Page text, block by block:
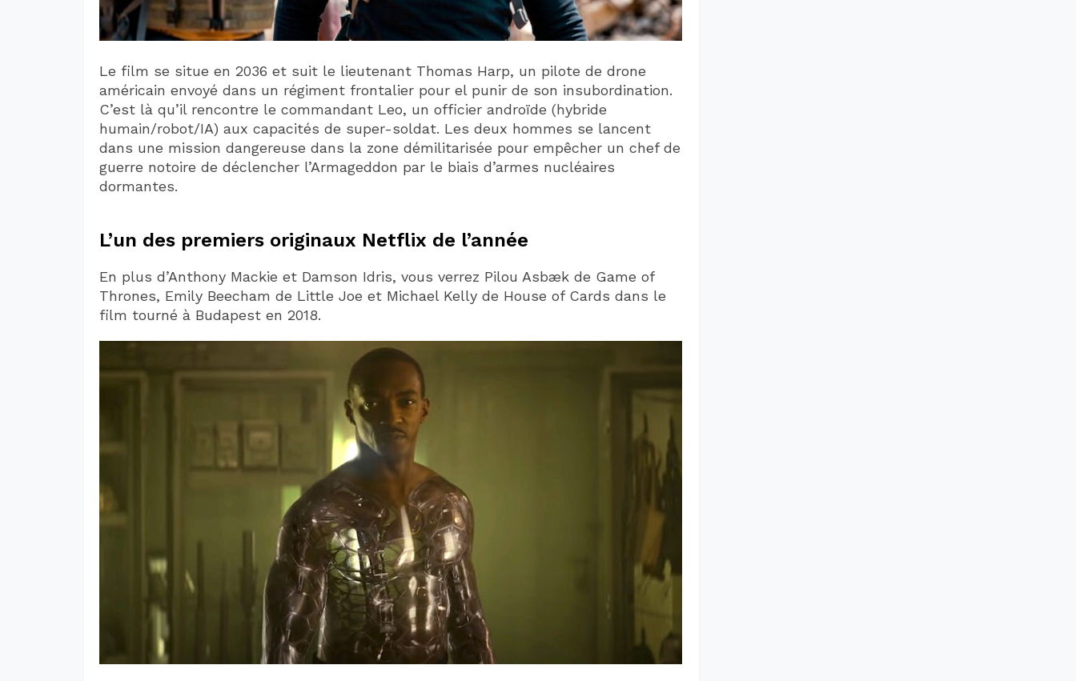
Le film se situe en 2036 et suit le lieutenant Thomas Harp, un pilote de drone
américain envoyé dans un régiment frontalier pour el punir de son insubordination.
C’est là qu’il rencontre le commandant Leo, un officier androïde (hybride
humain/robot/IA) aux capacités de super-soldat. Les deux hommes se lancent
dans une mission dangereuse dans la zone démilitarisée pour empêcher un chef de
guerre notoire de déclencher l’Armageddon par le biais d’armes nucléaires
dormantes.
L’un des premiers originaux Netflix de l’année
En plus d’Anthony Mackie et Damson Idris, vous verrez Pilou Asbæk de Game of
Thrones, Emily Beecham de Little Joe et Michael Kelly de House of Cards dans le
film tourné à Budapest en 2018.